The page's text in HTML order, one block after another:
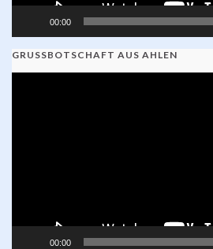
00:00
GRUSSBOTSCHAFT AUS AHLEN
00:00